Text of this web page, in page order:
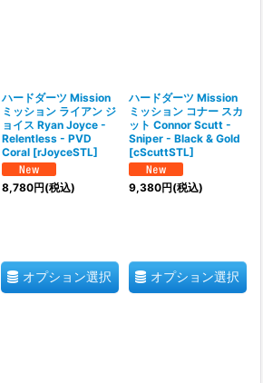
ハードダーツ Mission
ミッション ライアン ジ
ョイス Ryan Joyce -
Relentless - PVD
Coral [rJoyceSTL]
8,780円(税込)
オプション選択
ハードダーツ Mission
ミッション コナー スカ
ット Connor Scutt -
Sniper - Black & Gold
[cScuttSTL]
9,380円(税込)
オプション選択